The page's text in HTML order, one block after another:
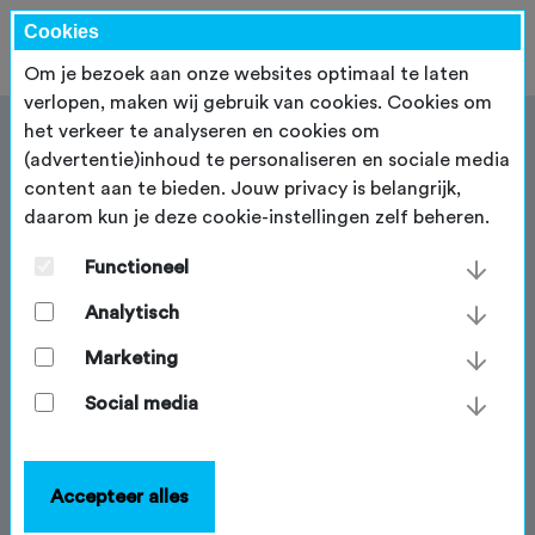
De vermogensverzekering
Gaat jouw tocht deels/geheel over Duitse wegen?
Dan moet je in Duitsland een vergunning aanvragen.
Duitsland worden er door de Duitse overheid
voorwaarden gesteld m.b.t. de verzekering van de
deelnemers en vermogen. De NTFU heeft deze
Cookies
Om je bezoek aan onze websites optimaal te laten
verlopen, maken wij gebruik van cookies. Cookies om
het verkeer te analyseren en cookies om
(advertentie)inhoud te personaliseren en sociale media
content aan te bieden. Jouw privacy is belangrijk,
daarom kun je deze cookie-instellingen zelf beheren.
Functioneel
Analytisch
Marketing
Social media
Accepteer alles